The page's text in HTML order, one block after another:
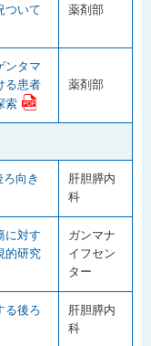
ついて
薬剤部
ンタマ
る患者
索
薬剤部
向き
肝胆膵内
科
に対す
的研究
ガンマナ
イフセン
ター
る後ろ
肝胆膵内
科